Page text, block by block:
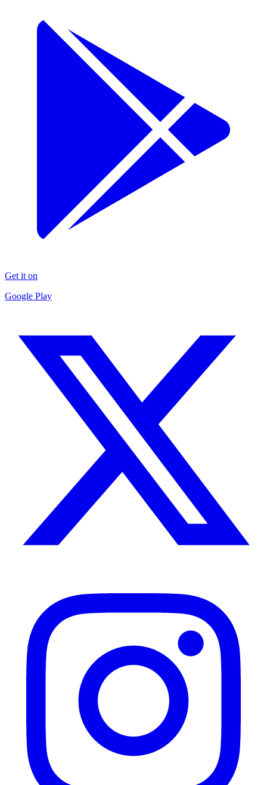
Get it on
Google Play